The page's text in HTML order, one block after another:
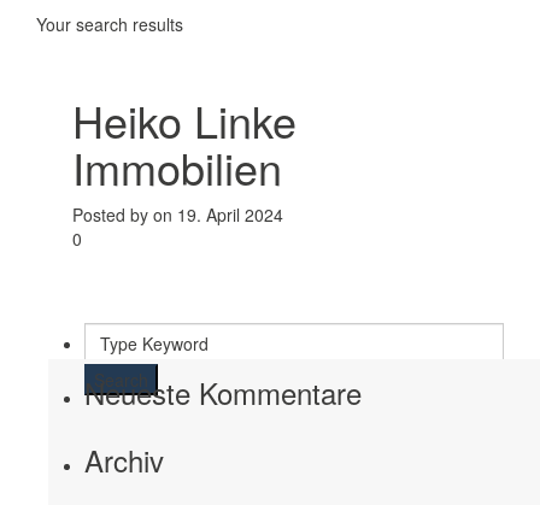
Your search results
Heiko Linke
Immobilien
Posted by on 19. April 2024
0
Search
Neueste Kommentare
Archiv